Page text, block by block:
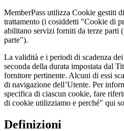
MemberPass utilizza Cookie gestiti
trattamento (i cosiddetti "Cookie di
abilitano servizi forniti da terze parti
parte").
La validità e i periodi di scadenza
seconda della durata impostata dal
fornitore pertinente. Alcuni di essi
di navigazione dell’Utente. Per
specifica di ciascun cookie, fare
di cookie utilizziamo e perché" qui
Definizioni